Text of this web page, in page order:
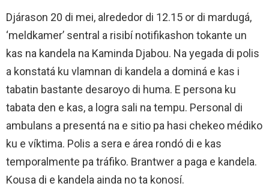
Djárason 20 di mei, alrededor di 12.15 or di mardugá,
‘meldkamer’ sentral a risibí notifikashon tokante un
kas na kandela na Kaminda Djabou. Na yegada di polis
a konstatá ku vlamnan di kandela a dominá e kas i
tabatin bastante desaroyo di huma. E persona ku
tabata den e kas, a logra sali na tempu. Personal di
ambulans a presentá na e sitio pa hasi chekeo médiko
ku e víktima. Polis a sera e área rondó di e kas
temporalmente pa tráfiko. Brantwer a paga e kandela.
Kousa di e kandela ainda no ta konosí.